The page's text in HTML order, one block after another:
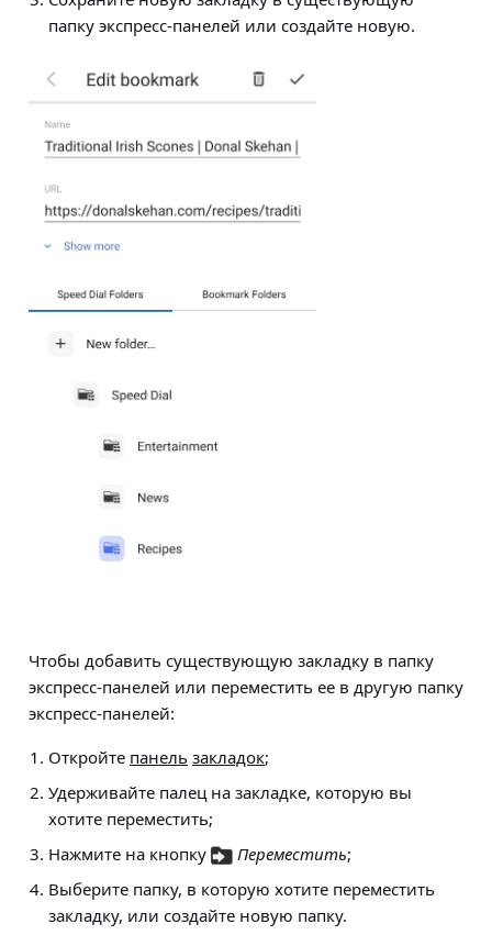
папку экспресс-панелей или создайте новую.
Чтобы добавить существующую закладку в папку
экспресс-панелей или переместить ее в другую папку
экспресс-панелей:
Откройте панель закладок;
Удерживайте палец на закладке, которую вы
хотите переместить;
Нажмите на кнопку
Переместить;
Выберите папку, в которую хотите переместить
закладку, или создайте новую папку.